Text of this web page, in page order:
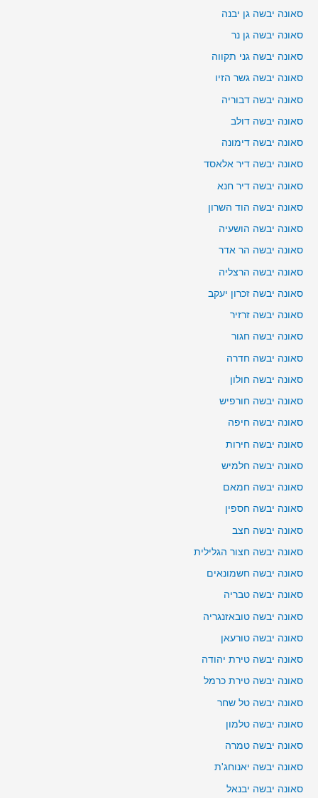
סאונה יבשה גן יבנה
סאונה יבשה גן נר
סאונה יבשה גני תקווה
סאונה יבשה גשר הזיו
סאונה יבשה דבוריה
סאונה יבשה דולב
סאונה יבשה דימונה
סאונה יבשה דיר אלאסד
סאונה יבשה דיר חנא
סאונה יבשה הוד השרון
סאונה יבשה הושעיה
סאונה יבשה הר אדר
סאונה יבשה הרצליה
סאונה יבשה זכרון יעקב
סאונה יבשה זרזיר
סאונה יבשה חגור
סאונה יבשה חדרה
סאונה יבשה חולון
סאונה יבשה חורפיש
סאונה יבשה חיפה
סאונה יבשה חירות
סאונה יבשה חלמיש
סאונה יבשה חמאם
סאונה יבשה חספין
סאונה יבשה חצב
סאונה יבשה חצור הגלילית
סאונה יבשה חשמונאים
סאונה יבשה טבריה
סאונה יבשה טובאזנגריה
סאונה יבשה טורעאן
סאונה יבשה טירת יהודה
סאונה יבשה טירת כרמל
סאונה יבשה טל שחר
סאונה יבשה טלמון
סאונה יבשה טמרה
סאונה יבשה יאנוחג'ת
סאונה יבשה יבנאל